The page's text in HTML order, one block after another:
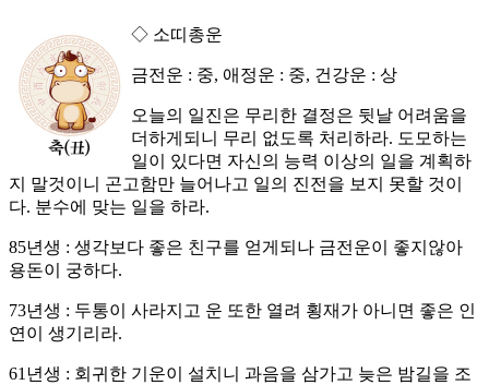
◇ 소띠총운
금전운 : 중, 애정운 : 중, 건강운 : 상
오늘의 일진은 무리한 결정은 뒷날 어려움을
더하게되니 무리 없도록 처리하라. 도모하는
일이 있다면 자신의 능력 이상의 일을 계획하
지 말것이니 곤고함만 늘어나고 일의 진전을 보지 못할 것이
다. 분수에 맞는 일을 하라.
85년생 : 생각보다 좋은 친구를 얻게되나 금전운이 좋지않아
용돈이 궁하다.
73년생 : 두통이 사라지고 운 또한 열려 횡재가 아니면 좋은 인
연이 생기리라.
61년생 : 회귀한 기운이 설치니 과음을 삼가고 늦은 밤길을 조